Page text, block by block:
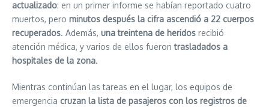
actualizado: en un primer informe se habían reportado cuatro
muertos, pero minutos después la cifra ascendió a 22 cuerpos
recuperados. Además, una treintena de heridos recibió
atención médica, y varios de ellos fuerontrasladados a
hospitales de la zona.
Mientras continúan las tareas en el lugar, los equipos de
emergencia cruzan la lista de pasajeros con los registros de